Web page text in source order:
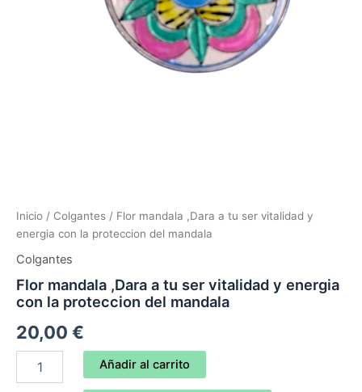
Inicio / Colgantes / Flor mandala ,Dara a tu ser vitalidad y
energia con la proteccion del mandala
Colgantes
Flor mandala ,Dara a tu ser vitalidad y energia
con la proteccion del mandala
20,00 €
mandala
Añadir al carrito